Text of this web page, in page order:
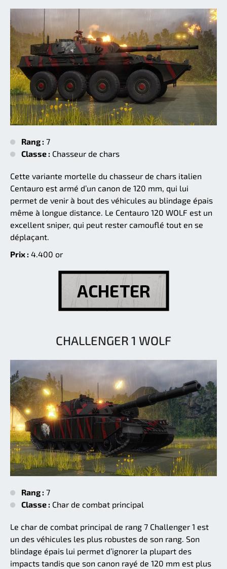
Rang : 7
Classe : Chasseur de chars
Cette variante mortelle du chasseur de chars italien
Centauro est armé d’un canon de 120 mm, qui lui
permet de venir à bout des véhicules au blindage épais
même à longue distance. Le Centauro 120 WOLF est un
excellent sniper, qui peut rester camouflé tout en se
déplaçant.
Prix : 4.400 or
CHALLENGER 1 WOLF
Rang : 7
Classe : Char de combat principal
Le char de combat principal de rang 7 Challenger 1 est
un des véhicules les plus robustes de son rang. Son
blindage épais lui permet d’ignorer la plupart des
impacts tandis que son canon rayé de 120 mm est plus